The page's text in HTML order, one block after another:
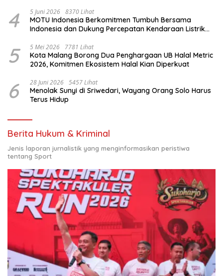
4 5 Juni 2026 8370 Lihat
MOTU Indonesia Berkomitmen Tumbuh Bersama
Indonesia dan Dukung Percepatan Kendaraan Listrik
5 5 Mei 2026 7781 Lihat
Kota Malang Borong Dua Penghargaan UB Halal Metric
2026, Komitmen Ekosistem Halal Kian Diperkuat
6 28 Juni 2026 5457 Lihat
Menolak Sunyi di Sriwedari, Wayang Orang Solo Harus
Terus Hidup
Berita Hukum & Kriminal
Jenis laporan jurnalistik yang menginformasikan peristiwa
tentang Sport